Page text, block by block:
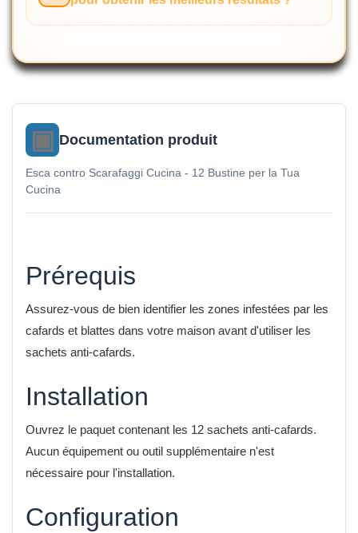
Documentation produit
Esca contro Scarafaggi Cucina - 12 Bustine per la Tua
Cucina
Prérequis
Assurez-vous de bien identifier les zones infestées par les
cafards et blattes dans votre maison avant d'utiliser les
sachets anti-cafards.
Installation
Ouvrez le paquet contenant les 12 sachets anti-cafards.
Aucun équipement ou outil supplémentaire n'est
nécessaire pour l'installation.
Configuration